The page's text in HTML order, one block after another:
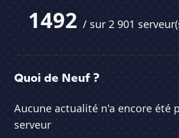
1492 / sur 2 901
Quoi de Neuf ?
Aucune actualité n'a encore été
serveur